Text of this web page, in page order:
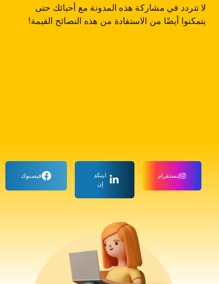
لا تتردد في مشاركة هذه المدونة مع أحبائك حتى
يتمكنوا أيضًا من الاستفادة من هذه النصائح القيمة!
إنستغرام
لينكد
إن
فيسبوك